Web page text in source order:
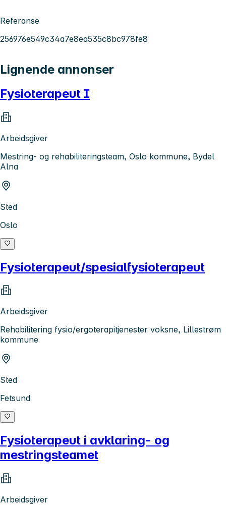
Referanse
256976e549c34a7e8ea535c8bc978fe8
Lignende annonser
Fysioterapeut I
Arbeidsgiver
Mestring- og rehabiliteringsteam, Oslo kommune, Bydel
Alna
Sted
Oslo
Fysioterapeut/spesialfysioterapeut
Arbeidsgiver
Rehabilitering fysio/ergoterapitjenester voksne, Lillestrøm
kommune
Sted
Fetsund
Fysioterapeut i avklaring- og
mestringsteamet
Arbeidsgiver